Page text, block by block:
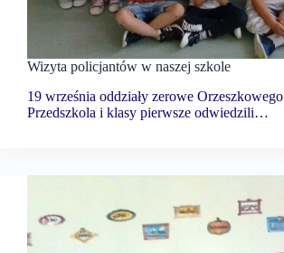
Wizyta policjantów w naszej szkole
19 września oddziały zerowe Orzeszkowego
Przedszkola i klasy pierwsze odwiedzili…